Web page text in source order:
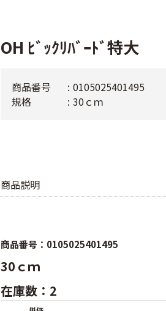
OH ﾋﾞｯｸﾘﾊﾞｰﾄﾞ特大
商品説明
商品番号
0105025401495
規格
30ｃｍ
商品番号：0105025401495
30ｃｍ
在庫数：2